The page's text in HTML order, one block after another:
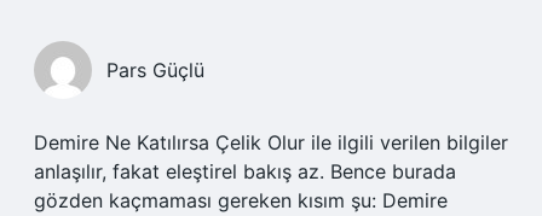
Pars Güçlü
Demire Ne Katılırsa Çelik Olur ile ilgili verilen bilgiler
anlaşılır, fakat eleştirel bakış az. Bence burada
gözden kaçmaması gereken kısım şu: Demire